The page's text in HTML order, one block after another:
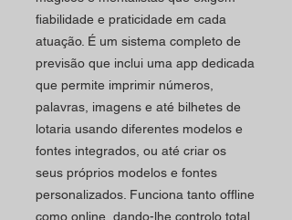
fiabilidade e praticidade em cada
atuação. É um sistema completo de
previsão que inclui uma app dedicada
que permite imprimir números,
palavras, imagens e até bilhetes de
lotaria usando diferentes modelos e
fontes integrados, ou até criar os
seus próprios modelos e fontes
personalizados. Funciona tanto offline
como online, dando-lhe controlo total